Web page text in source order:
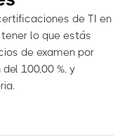
de TI en
lo que estás
de examen por
100,00 %, y